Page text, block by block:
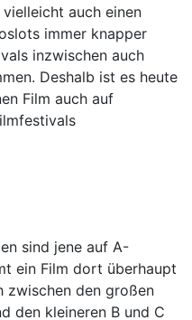
auch einen
immer knapper
inzwischen auch
Deshalb ist es heute
Film auch auf
sind jene auf A-
ein Film dort überhaupt
zwischen den großen
den kleineren B und C